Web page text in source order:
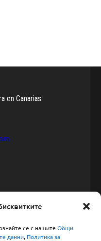
се с нашите Общи
данни, Политика за
en Canarias